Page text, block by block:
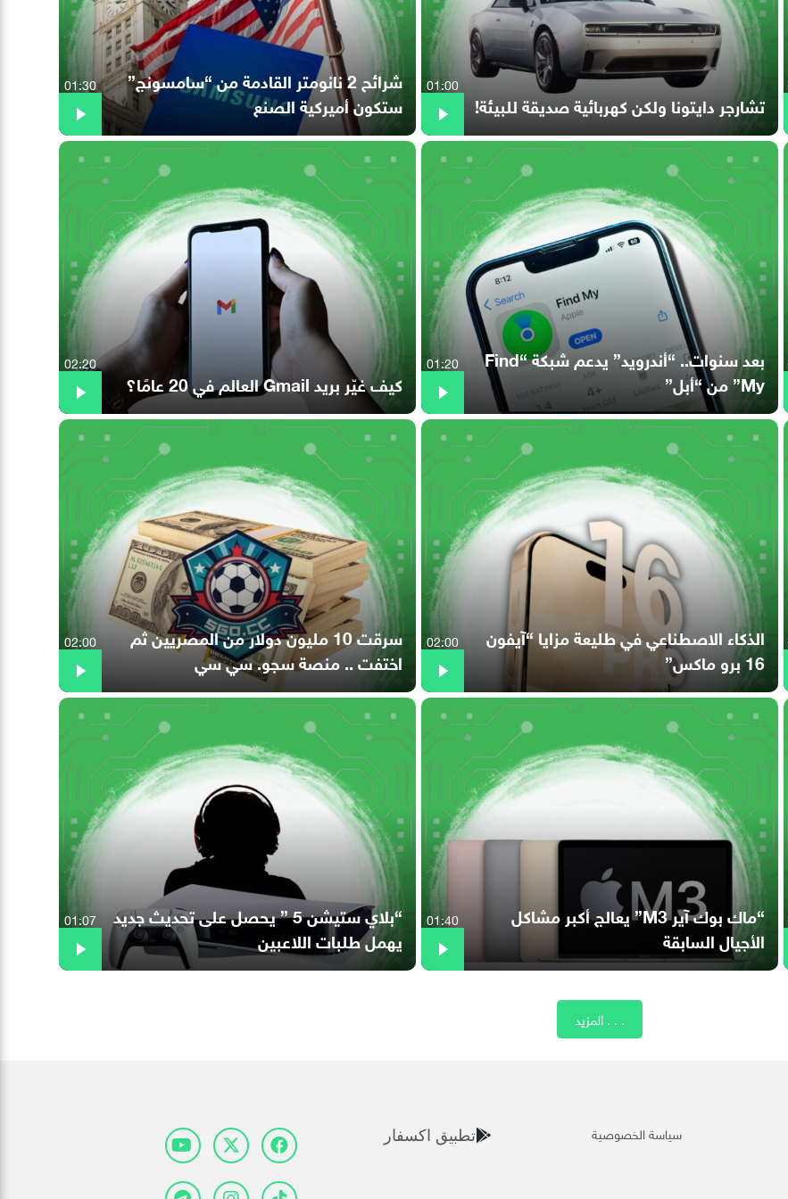
تشارجر دايتونا ولكن كهربائية صديقة للبيئة!
01:00
شرائح 2 نانومتر القادمة من “سامسونج”
ستكون أميركية الصنع
01:30
بعد سنوات.. “أندرويد” يدعم شبكة “Find
My” من “أبل”
01:20
كيف غيّر بريد Gmail العالم في 20 عامًا؟
02:20
الذكاء الاصطناعي في طليعة مزايا “آيفون
16 برو ماكس”
02:00
سرقت 10 مليون دولار من المصريين ثم
اختفت .. منصة سجو. سي سي
02:00
“ماك بوك آير M3” يعالج أكبر مشاكل
الأجيال السابقة
01:40
“بلاي ستيشن 5 ” يحصل على تحديث جديد
يهمل طلبات اللاعبين
01:07
المزيد . . .
سياسة الخصوصية تطبيق اكسفار